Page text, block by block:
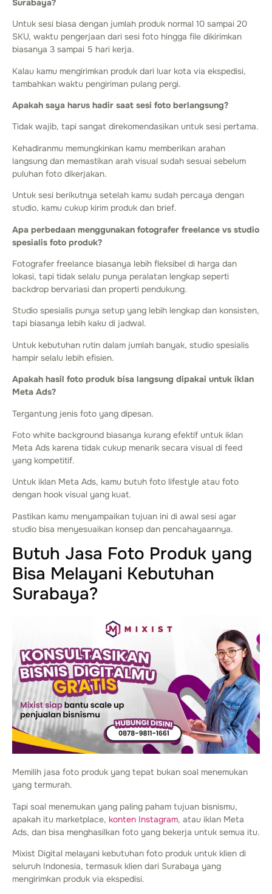
Surabaya?
Untuk sesi biasa dengan jumlah produk normal 10 sampai 20
SKU, waktu pengerjaan dari sesi foto hingga file dikirimkan
biasanya 3 sampai 5 hari kerja.
Kalau kamu mengirimkan produk dari luar kota via ekspedisi,
tambahkan waktu pengiriman pulang pergi.
Apakah saya harus hadir saat sesi foto berlangsung?
Tidak wajib, tapi sangat direkomendasikan untuk sesi pertama.
Kehadiranmu memungkinkan kamu memberikan arahan
langsung dan memastikan arah visual sudah sesuai sebelum
puluhan foto dikerjakan.
Untuk sesi berikutnya setelah kamu sudah percaya dengan
studio, kamu cukup kirim produk dan brief.
Apa perbedaan menggunakan fotografer freelance vs studio
spesialis foto produk?
Fotografer freelance biasanya lebih fleksibel di harga dan
lokasi, tapi tidak selalu punya peralatan lengkap seperti
backdrop bervariasi dan properti pendukung.
Studio spesialis punya setup yang lebih lengkap dan konsisten,
tapi biasanya lebih kaku di jadwal.
Untuk kebutuhan rutin dalam jumlah banyak, studio spesialis
hampir selalu lebih efisien.
Apakah hasil foto produk bisa langsung dipakai untuk iklan
Meta Ads?
Tergantung jenis foto yang dipesan.
Foto white background biasanya kurang efektif untuk iklan
Meta Ads karena tidak cukup menarik secara visual di feed
yang kompetitif.
Untuk iklan Meta Ads, kamu butuh foto lifestyle atau foto
dengan hook visual yang kuat.
Pastikan kamu menyampaikan tujuan ini di awal sesi agar
studio bisa menyesuaikan konsep dan pencahayaannya.
Butuh Jasa Foto Produk yang
Bisa Melayani Kebutuhan
Surabaya?
Memilih jasa foto produk yang tepat bukan soal menemukan
yang termurah.
Tapi soal menemukan yang paling paham tujuan bisnismu,
apakah itu marketplace, konten Instagram, atau iklan Meta
Ads, dan bisa menghasilkan foto yang bekerja untuk semua itu.
Mixist Digital melayani kebutuhan foto produk untuk klien di
seluruh Indonesia, termasuk klien dari Surabaya yang
mengirimkan produk via ekspedisi.